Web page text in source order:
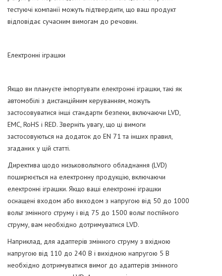
тестуючі компанії можуть підтвердити, що ваш продукт
відповідає сучасним вимогам до речовин.
Електронні іграшки
Якщо ви плануєте імпортувати електронні іграшки, такі як
автомобілі з дистанційним керуванням, можуть
застосовуватися інші стандарти безпеки, включаючи LVD,
EMC, RoHS і RED. Зверніть увагу, що ці вимоги
застосовуються на додаток до EN 71 та інших правил,
згаданих у цій статті.
Директива щодо низьковольтного обладнання (LVD)
поширюється на електронну продукцію, включаючи
електронні іграшки. Якщо ваші електронні іграшки
оснащені входом або виходом з напругою від 50 до 1000
вольт змінного струму і від 75 до 1500 вольт постійного
струму, вам необхідно дотримуватися LVD.
Наприклад, для адаптерів змінного струму з вхідною
напругою від 110 до 240 В і вихідною напругою 5 В
необхідно дотримуватися вимог до адаптерів змінного